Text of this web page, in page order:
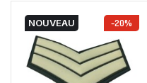
NOUVEAU -20%